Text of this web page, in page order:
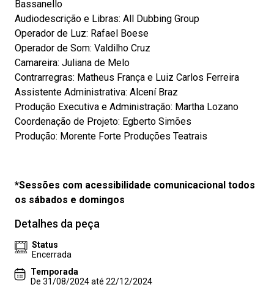
Bassanello
Audiodescrição e Libras: All Dubbing Group
Operador de Luz: Rafael Boese
Operador de Som: Valdilho Cruz
Camareira: Juliana de Melo
Contrarregras: Matheus França e Luiz Carlos Ferreira
Assistente Administrativa: Alcení Braz
Produção Executiva e Administração: Martha Lozano
Coordenação de Projeto: Egberto Simões
Produção: Morente Forte Produções Teatrais
*Sessões com acessibilidade comunicacional todos
os sábados e domingos
Detalhes da peça
Status
Encerrada
Temporada
De 31/08/2024 até 22/12/2024